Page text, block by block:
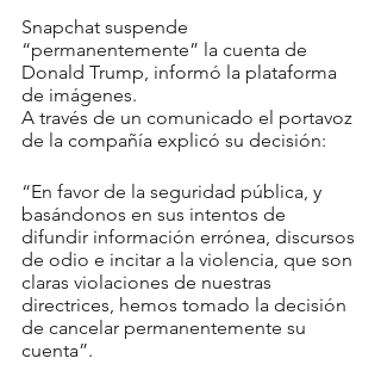
Snapchat suspende
“permanentemente” la cuenta de
Donald Trump, informó la plataforma
de imágenes.
A través de un comunicado el portavoz
de la compañía explicó su decisión:
“En favor de la seguridad pública, y
basándonos en sus intentos de
difundir información errónea, discursos
de odio e incitar a la violencia, que son
claras violaciones de nuestras
directrices, hemos tomado la decisión
de cancelar permanentemente su
cuenta”.